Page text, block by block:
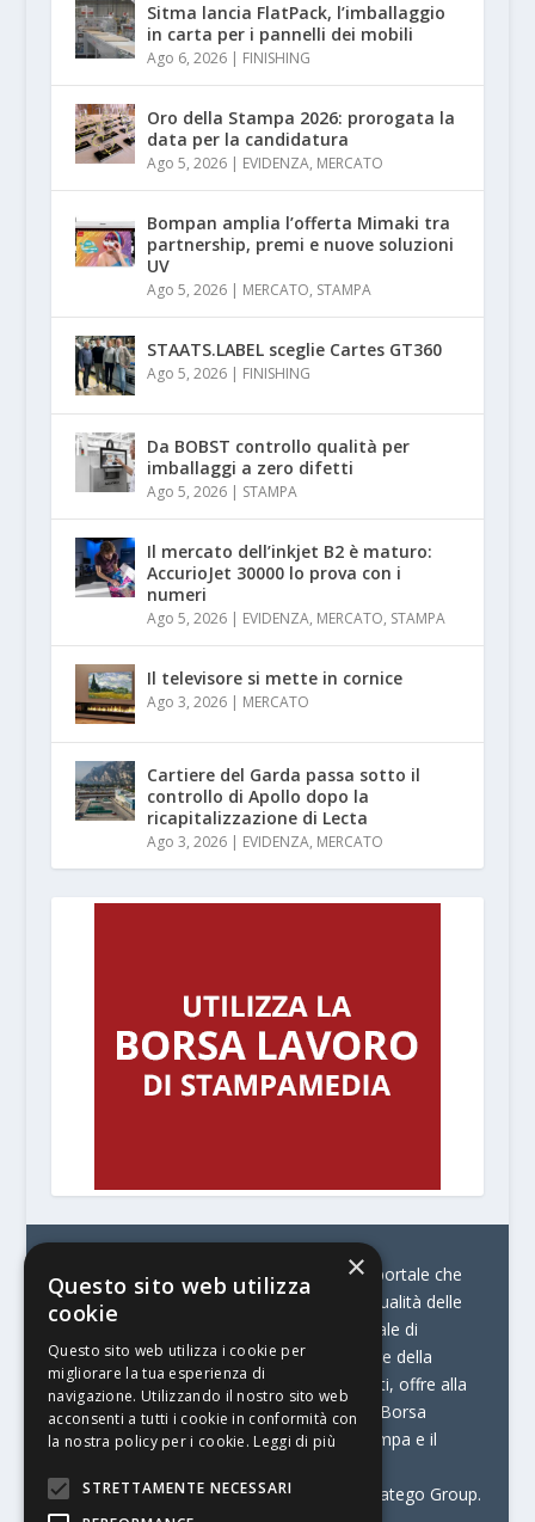
Sitma lancia FlatPack, l’imballaggio
in carta per i pannelli dei mobili
Ago 6, 2026| FINISHING
Oro della Stampa 2026: prorogata la
data per la candidatura
Ago 5, 2026| EVIDENZA, MERCATO
Bompan amplia l’offerta Mimaki tra
partnership, premi e nuove soluzioni
UV
Ago 5, 2026| MERCATO, STAMPA
STAATS.LABEL sceglie Cartes GT360
Ago 5, 2026| FINISHING
Da BOBST controllo qualità per
imballaggi a zero difetti
Ago 5, 2026| STAMPA
Il mercato dell’inkjet B2 è maturo:
AccurioJet 30000 lo prova con i
numeri
Ago 5, 2026| EVIDENZA, MERCATO, STAMPA
Il televisore si mette in cornice
Ago 3, 2026| MERCATO
Cartiere del Garda passa sotto il
controllo di Apollo dopo la
ricapitalizzazione di Lecta
Ago 3, 2026| EVIDENZA, MERCATO
© Stratego Group –
stampamedia.net è il portale che
racconta le innovazioni tecnologiche e l’attualità delle
aziende di stampa e di converting. È il portale di
riferimento per chi opera in Italia nel settore della
comunicazione stampata. Oltre ai contenuti, offre alla
propria community diversi servizi come:
la Borsa
Lavoro, la Print Connection, i Big della Stampa e il
Stampamedia.net è una delle testate di Stratego Group.
×
Questo sito web utilizza
cookie
Questo sito web utilizza i cookie per
migliorare la tua esperienza di
navigazione. Utilizzando il nostro sito web
acconsenti a tutti i cookie in conformità con
la nostra policy per i cookie. Leggi di più
STRETTAMENTE NECESSARI